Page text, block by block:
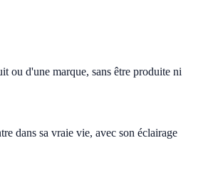
ou d'une marque, sans être produite ni
dans sa vraie vie, avec son éclairage